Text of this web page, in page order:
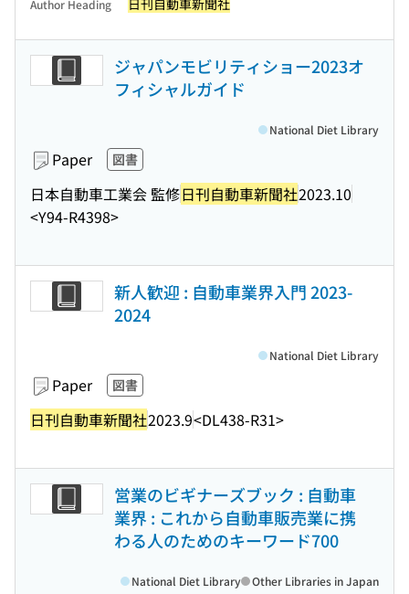
Author Heading 日刊自動車新聞社
ジャパンモビリティショー2023オ
フィシャルガイド
Paper 図書
日本自動車工業会 監修日刊自動車新聞社2023.10
<Y94-R4398>
National Diet Library
新人歓迎 : 自動車業界入門 2023-
2024
Paper 図書
日刊自動車新聞社2023.9<DL438-R31>
National Diet Library
営業のビギナーズブック : 自動車
業界 : これから自動車販売業に携
わる人のためのキーワード700
National Diet Library Other Libraries in Japan